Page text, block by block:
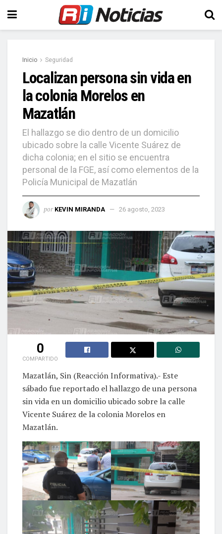
Inicio Seguridad
Localizan persona sin vida en
la colonia Morelos en
Mazatlán
El hallazgo se dio dentro de un domicilio
ubicado sobre la calle Vicente Suárez de
dicha colonia; en el sitio se encuentra
personal de la FGE, así como elementos de la
Policía Municipal de Mazatlán
por KEVIN MIRANDA 26 agosto, 2023
0
COMPARTIDO
Mazatlán, Sin (Reacción Informativa).- Este
sábado fue reportado el hallazgo de una persona
sin vida en un domicilio ubicado sobre la calle
Vicente Suárez de la colonia Morelos en
Mazatlán.